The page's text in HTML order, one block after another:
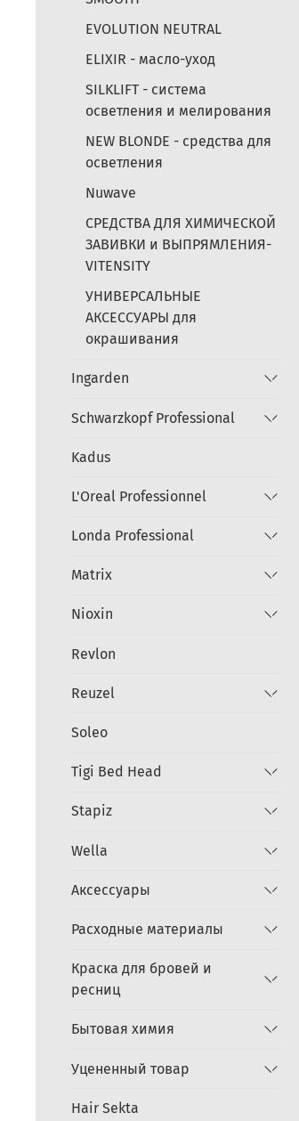
EVOLUTION NEUTRAL
ELIXIR - масло-уход
SILKLIFT - система
осветления и мелирования
NEW BLONDE - средства для
осветления
Nuwave
СРЕДСТВА ДЛЯ ХИМИЧЕСКОЙ
ЗАВИВКИ и ВЫПРЯМЛЕНИЯ-
VITENSITY
УНИВЕРСАЛЬНЫЕ
АКСЕССУАРЫ для
окрашивания
Ingarden
Schwarzkopf Professional
Kadus
L'Oreal Professionnel
Londa Professional
Matrix
Nioxin
Revlon
Reuzel
Soleo
Tigi Bed Head
Stapiz
Wella
Аксессуары
Расходные материалы
Краска для бровей и
ресниц
Бытовая химия
Уцененный товар
Hair Sekta